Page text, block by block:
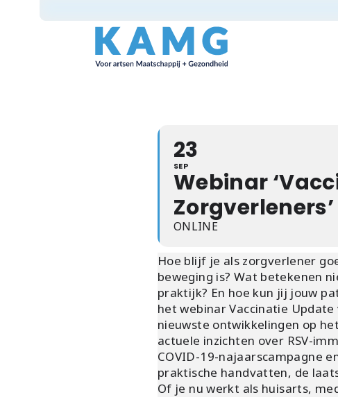
23
SEP
Webinar
Zorgverleners’
ONLINE
Hoe blijf je als zorgverlener
beweging is? Wat betekenen
praktijk? En hoe kun jij jouw
het webinar Vaccinatie
nieuwste ontwikkelingen op
actuele inzichten over RSV-
COVID-19-najaarscampagne
praktische handvatten, de
Of je nu werkt als huisarts,